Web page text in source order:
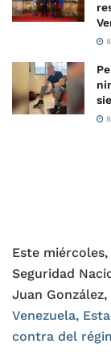
Este
Seguridad
Juan González,
Venezuela,
contra del